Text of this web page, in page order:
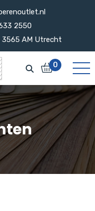
2550
3565 AM Utrecht
0